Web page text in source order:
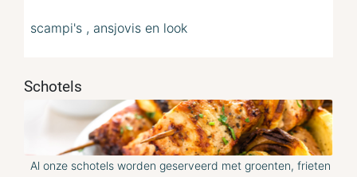
scampi's , ansjovis en look
Schotels
Al onze schotels worden geserveerd met groenten, frieten